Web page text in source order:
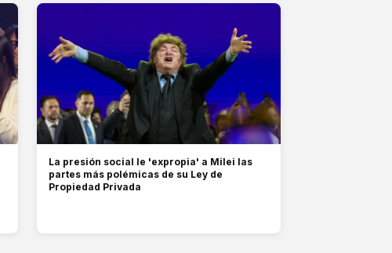
La presión social le 'expropia' a Milei las
partes más polémicas de su Ley de
Propiedad Privada